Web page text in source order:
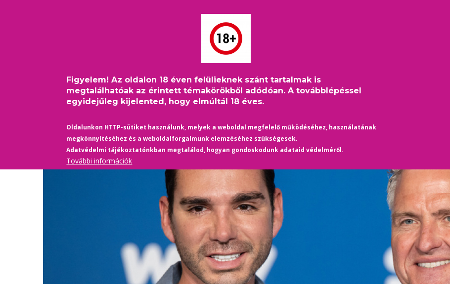
Figyelem! Az oldalon 18 éven felülieknek szánt tartalmak is
megtalálhatóak az érintett témakörökből adódóan. A továbblépéssel
egyidejűleg kijelented, hogy elmúltál 18 éves.
Oldalunkon HTTP-sütiket használunk, melyek a weboldal megfelelő működéséhez, használatának
megkönnyítéséhez és a weboldalforgalmunk elemzéséhez szükségesek.
Adatvédelmi tájékoztatónkban megtalálod, hogyan gondoskodunk adataid védelméről.
További információk
PINKFILMS HÍREK
Morzsa
/Külföld /Ralf Schumacher házasságot kötött férfi partnerével